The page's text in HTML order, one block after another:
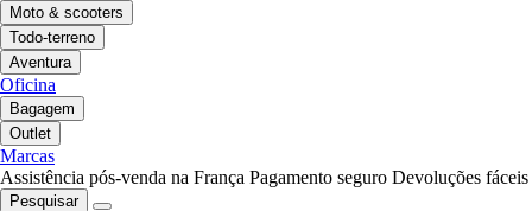
Moto & scooters
Todo-terreno
Aventura
Oficina
Bagagem
Outlet
Marcas
Assistência pós-venda na França Pagamento seguro Devoluções fáceis
Pesquisar